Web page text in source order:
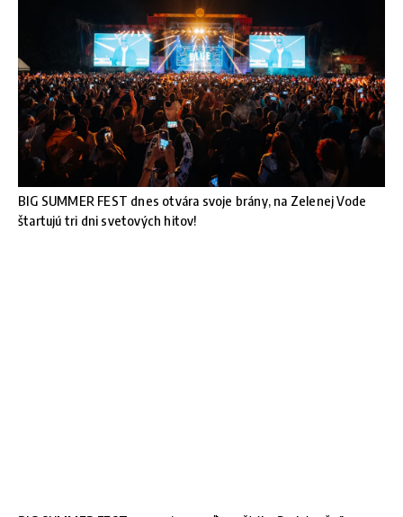
BIG SUMMER FEST dnes otvára svoje brány, na Zelenej Vode
štartujú tri dni svetových hitov!